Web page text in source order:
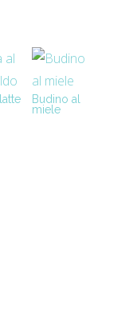
Budino al
miele